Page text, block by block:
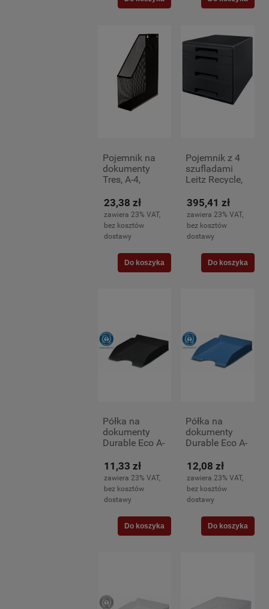
Pojemnik na
dokumenty
Tres, A-4,
23,38 zł
zawiera 23% VAT,
bez kosztów
dostawy
Do koszyka
Pojemnik z 4
szufladami
Leitz Recycle,
395,41 zł
zawiera 23% VAT,
bez kosztów
dostawy
Do koszyka
Półka na
dokumenty
Durable Eco A-
11,33 zł
zawiera 23% VAT,
bez kosztów
dostawy
Do koszyka
Półka na
dokumenty
Durable Eco A-
12,08 zł
zawiera 23% VAT,
bez kosztów
dostawy
Do koszyka